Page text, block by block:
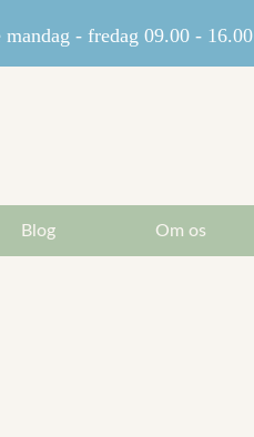
- fredag 09.00 - 16.00
Blog Om os